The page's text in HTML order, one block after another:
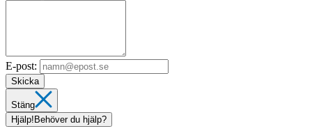
E-post:
Skicka
Stäng
Hjälp! Behöver du hjälp?